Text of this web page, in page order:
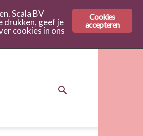
Cookies
accepteren
Scala BV
drukken, geef je
cookies in ons